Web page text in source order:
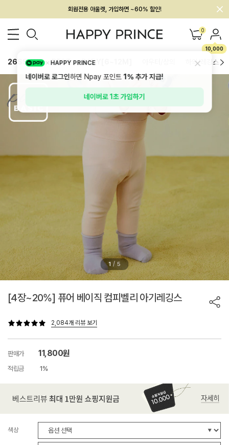
멤버십 최대 28,000원 혜택
0
10,000
26SS 신상 BEST BABY[6~12M] 하의/레깅스
1 / 5
[4장~20%] 퓨어 베이직 컴피벨리 아기레깅스
2,084개 리뷰 보기
판매가 11,800원
적립금 1%
색상
HAPPY PRINCE
네이버로 로그인하면 Npay 포인트1%추가 지급!
네이버로 1초 가입하기